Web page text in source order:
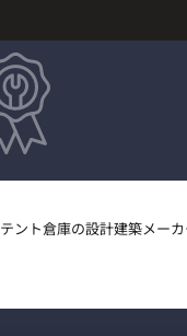
テント倉庫の設計建築メー